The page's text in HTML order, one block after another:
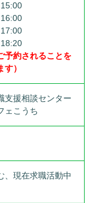
予約されることを
）
支援相談センター
ェこうち
、現在求職活動中